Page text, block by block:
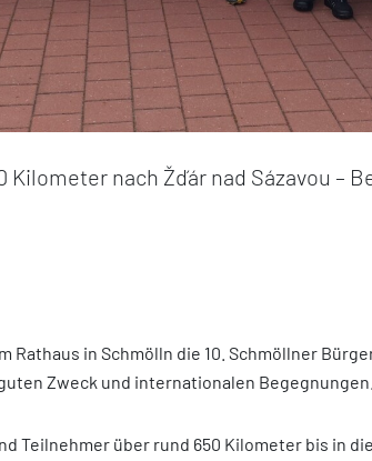
nach Žďár nad Sázavou –
Rathaus in Schmölln die 10. Schmöllner
Zweck und internationalen Begegnungen.
Teilnehmer über rund 650 Kilometer bis in